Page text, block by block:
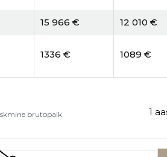
15 966 € 12 010 €
1336 € 1089 €
1